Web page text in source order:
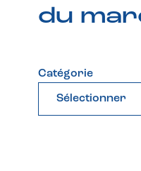
du
Catégorie
Sélectionner